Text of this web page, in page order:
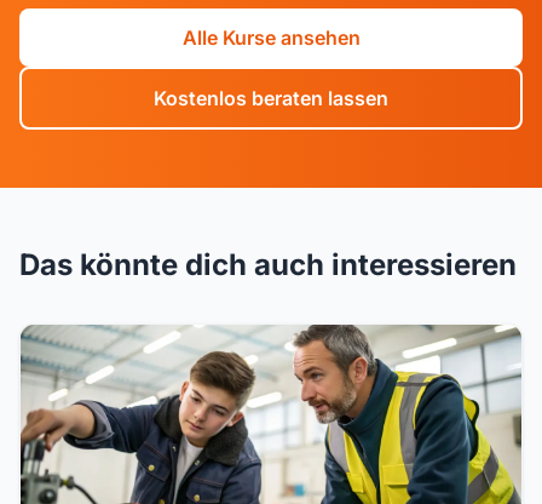
Alle Kurse ansehen
Kostenlos beraten lassen
Das könnte dich auch interessieren